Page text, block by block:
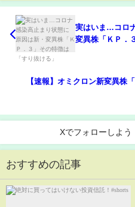
実はいま…コロ
変異株「ＫＰ．
【速報】オミクロン新変異株
Xでフォローしよう
おすすめの記事